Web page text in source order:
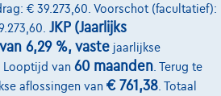
Pack-Nav-HLeder-Pano-Led-360c-Keyless-
Automaat 135 kW ( 184 PK )
€ 39.273,60. Voorschot (facultatief):
JKP (Jaarlijks
6,29 %, vaste jaarlijkse
Looptijd van 60 maanden . Terug te
aflossingen van € 761,38 . Totaal